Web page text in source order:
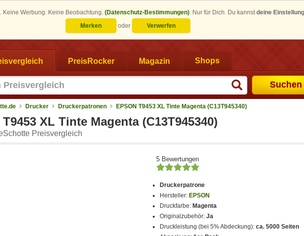
Keine Werbung. Keine Beobachtung. (Datenschutz-Bestimmungen). Nur für Dich. Du kannstdeine
Merken
oder Verwerfen
PreisRocker Magazin Shops
Suchen
Drucker Druckerpatronen EPSON T9453 XL Tinte Magenta (C13T945340)
T9453 XL Tinte Magenta (C13T945340)
Preisvergleich
5 Bewertungen
Druckerpatrone
Hersteller: EPSON
Druckfarbe: Magenta
Originalzubehör:Ja
Druckleistung (bei 5% Abdeckung):ca. 5000 Seiten